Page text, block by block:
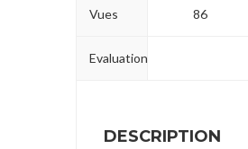
Vues 86
Evaluation
DESCRIPTION